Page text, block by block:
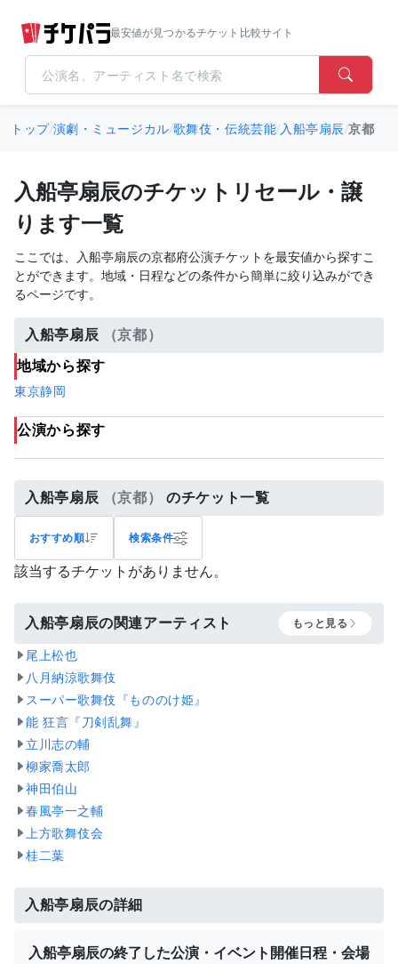
最安値が見つかるチケット比較サイト
トップ/演劇・ミュージカル/歌舞伎・伝統芸能/入船亭扇辰/京都
入船亭扇辰のチケットリセール・譲
ります一覧
ここでは、入船亭扇辰の京都府公演チケットを最安値から探すこ
とができます。地域・日程などの条件から簡単に絞り込みができ
るページです。
入船亭扇辰 （京都）
地域から探す
東京静岡
公演から探す
入船亭扇辰 （京都） のチケット一覧
おすすめ順 検索条件
該当するチケットがありません。
入船亭扇辰の関連アーティスト もっと見る
尾上松也
八月納涼歌舞伎
スーパー歌舞伎『もののけ姫』
能 狂言『刀剣乱舞』
立川志の輔
柳家喬太郎
神田伯山
春風亭一之輔
上方歌舞伎会
桂二葉
入船亭扇辰の詳細
入船亭扇辰の終了した公演・イベント開催日程・会場